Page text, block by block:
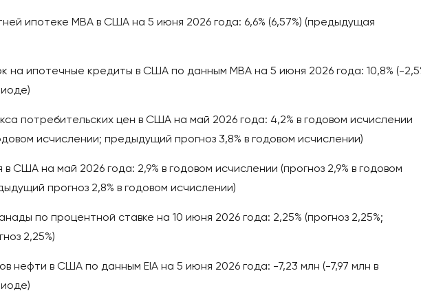
ипотеке MBA в США на 5 июня 2026 года: 6,6% (6,57%) (предыдущая
на ипотечные кредиты в США по данным MBA на 5 июня 2026 года: 10,8% (-
потребительских цен в США на май 2026 года: 4,2% в годовом исчислении
исчислении; предыдущий прогноз 3,8% в годовом исчислении)
в США на май 2026 года: 2,9% в годовом исчислении (прогноз 2,9% в годовом
прогноз 2,8% в годовом исчислении)
по процентной ставке на 10 июня 2026 года: 2,25% (прогноз 2,25%;
2,25%)
нефти в США по данным EIA на 5 июня 2026 года: -7,23 млн (-7,97 млн ​​в